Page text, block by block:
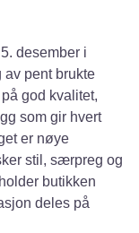
desember i
av pent brukte
god kvalitet,
som gir hvert
er nøye
stil, særpreg og
butikken
deles på